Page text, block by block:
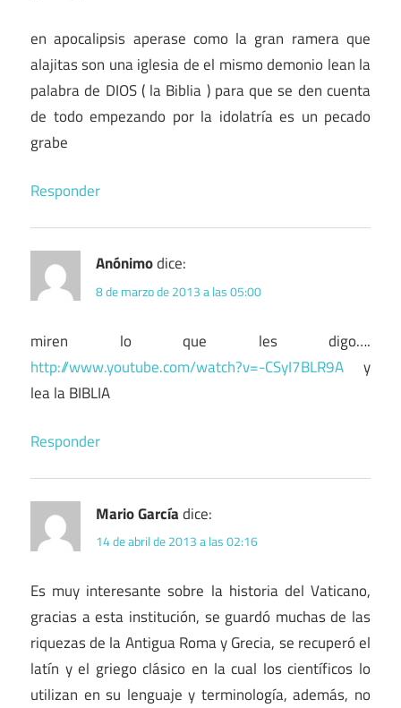
en apocalipsis aperase como la gran ramera que
alajitas son una iglesia de el mismo demonio lean la
palabra de DIOS ( la Biblia ) para que se den cuenta
de todo empezando por la idolatría es un pecado
grabe
Responder
Anónimodice:
8 de marzo de 2013 a las 05:00
miren lo que les digo….
http://www.youtube.com/watch?v=-CSyI7BLR9A y
lea la BIBLIA
Responder
Mario Garcíadice:
14 de abril de 2013 a las 02:16
Es muy interesante sobre la historia del Vaticano,
gracias a esta institución, se guardó muchas de las
riquezas de la Antigua Roma y Grecia, se recuperó el
latín y el griego clásico en la cual los científicos lo
utilizan en su lenguaje y terminología, además, no